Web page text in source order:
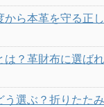
から本革を守る正
は？革財布に選ば
選ぶ？折りたた